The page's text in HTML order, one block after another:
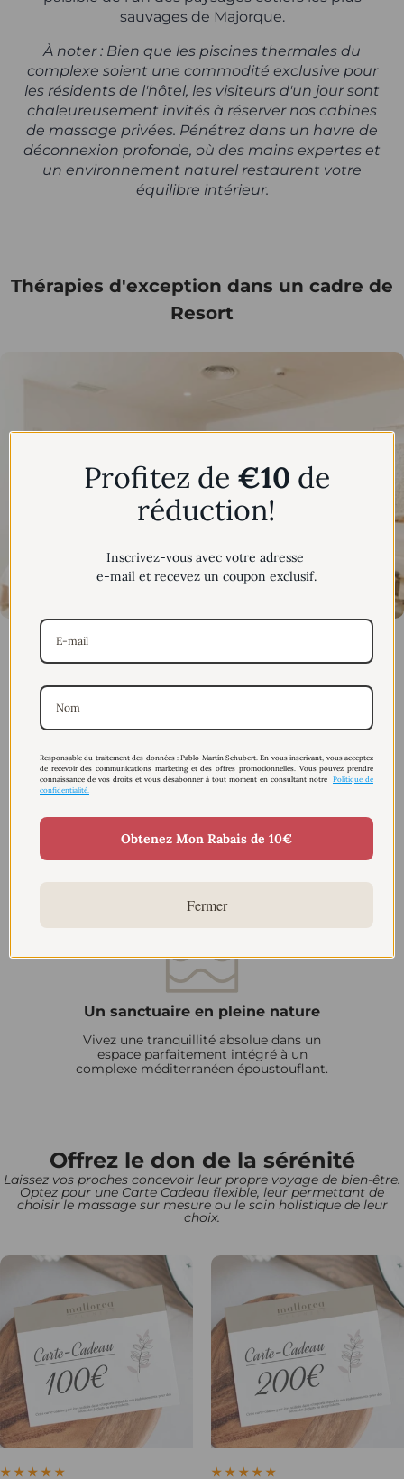
sauvages de Majorque.
À noter : Bien que les piscines thermales du
complexe soient une commodité exclusive pour
les résidents de l'hôtel, les visiteurs d'un jour sont
chaleureusement invités à réserver nos cabines
de massage privées. Pénétrez dans un havre de
déconnexion profonde, où des mains expertes et
un environnement naturel restaurent votre
équilibre intérieur.
Thérapies d'exception dans un cadre de
Resort
Thérapies de massage sur mesure
par des professionnels qualifiés.
Moments de détente partagés dans un
conçu.
Un sanctuaire en pleine nature
Vivez une tranquillité absolue dans un
espace parfaitement intégré à un
complexe méditerranéen époustouflant.
Offrez le don de la sérénité
Laissez vos proches concevoir leur propre voyage de bien-être.
Optez pour une Carte Cadeau flexible, leur permettant de
choisir le massage sur mesure ou le soin holistique de leur
choix.
Profitez de €10 de
réduction!
Inscrivez-vous avec votre adresse
e-mail et recevez un coupon exclusif.
Responsable du traitement des données : Pablo Martín Schubert. En vous inscrivant, vous acceptez
de recevoir des communications marketing et des offres promotionnelles. Vous pouvez prendre
connaissance de vos droits et vous désabonner à tout moment en consultant notre Politique de
confidentialité.
Obtenez Mon Rabais de 10€
Fermer